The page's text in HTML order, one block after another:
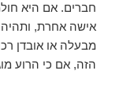
חברים. אם היא
אישה אחרת, ותהיה
מבעלה או אובדן
הזה, אם כי הרוע